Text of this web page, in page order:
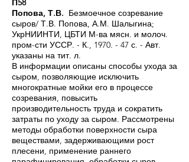
П58
Попова, Т.В. Безмоечное созревание
сыров/ Т.В. Попова, А.М. Шалыгина;
УкрНИИНТИ, ЦБТИ М-ва мясн. и молоч.
пром-сти УССР. - К., 1970. - 47 с. - Авт.
указаны на тит. л.
В информации описаны способы ухода за
сыром, позволяющие исключить
многократные мойки его в процессе
созревания, повысить
производительность труда и сократить
затраты по уходу за сыром. Рассмотрены
методы обработки поверхности сыра
веществами, задерживающими рост
плесени, применение раннего